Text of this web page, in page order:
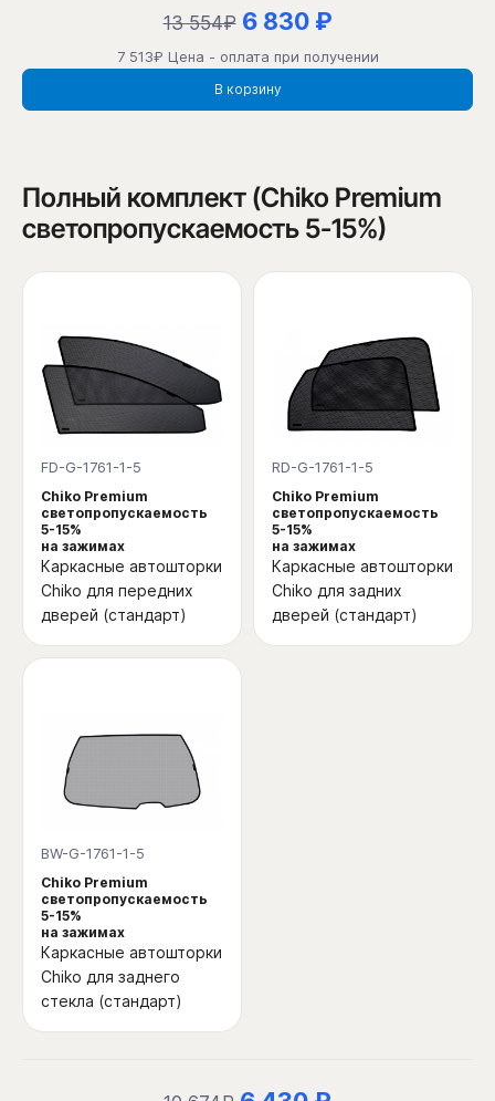
13 554₽ 6 830 ₽
7 513₽ Цена - оплата при получении
В корзину
Полный комплект (Chiko Premium
светопропускаемость 5-15%)
FD-G-1761-1-5
Chiko Premium
светопропускаемость
5-15%
на зажимах
Каркасные автошторки
Chiko для передних
дверей (стандарт)
RD-G-1761-1-5
Chiko Premium
светопропускаемость
5-15%
на зажимах
Каркасные автошторки
Chiko для задних
дверей (стандарт)
BW-G-1761-1-5
Chiko Premium
светопропускаемость
5-15%
на зажимах
Каркасные автошторки
Chiko для заднего
стекла (стандарт)